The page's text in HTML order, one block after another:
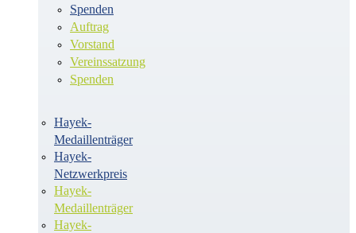
Spenden
Auftrag
Vorstand
Vereinssatzung
Spenden
Hayek-
Medaillenträger
Hayek-
Netzwerkpreis
Hayek-
Medaillenträger
Hayek-